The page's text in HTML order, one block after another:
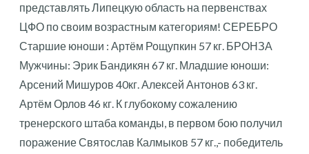
представлять Липецкую область на первенствах
ЦФО по своим возрастным категориям! СЕРЕБРО
Старшие юноши : Артём Рощупкин 57 кг. БРОНЗА
Мужчины: Эрик Бандикян 67 кг. Младшие юноши:
Арсений Мишуров 40кг. Алексей Антонов 63 кг.
Артём Орлов 46 кг. К глубокому сожалению
тренерского штаба команды, в первом бою получил
поражение Святослав Калмыков 57 кг.,- победитель